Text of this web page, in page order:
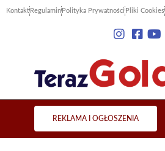
Kontakt Regulamin Polityka Prywatności Pliki Cookies
REKLAMA I OGŁOSZENIA